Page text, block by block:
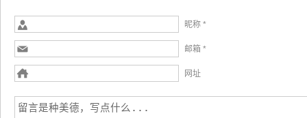
昵称 *
邮箱 *
网址